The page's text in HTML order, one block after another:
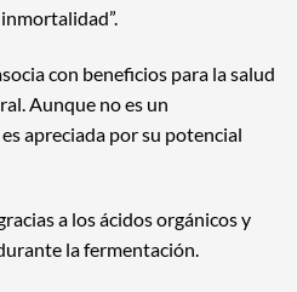
con beneficios para la salud
Aunque no es un
apreciada por su potencial
a los ácidos orgánicos y
la fermentación.